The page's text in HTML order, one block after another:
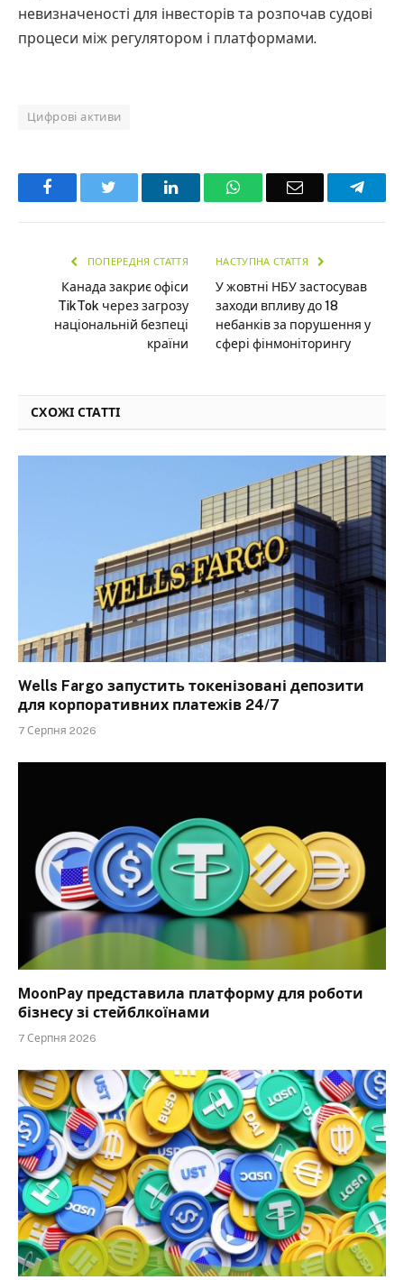
невизначеності для інвесторів та розпочав судові
процеси між регулятором і платформами.
Цифрові активи
Facebook LinkedInWhatsAppEmail
ПОПЕРЕДНЯ СТАТТЯ
Канада закриє офіси
TikTok через загрозу
національній безпеці
країни
НАСТУПНА СТАТТЯ
У жовтні НБУ застосував
заходи впливу до 18
небанків за порушення у
сфері фінмоніторингу
СХОЖІ СТАТТІ
Wells Fargo запустить токенізовані депозити
для корпоративних платежів 24/7
7 Серпня 2026
MoonPay представила платформу для роботи
бізнесу зі стейблкоїнами
7 Серпня 2026